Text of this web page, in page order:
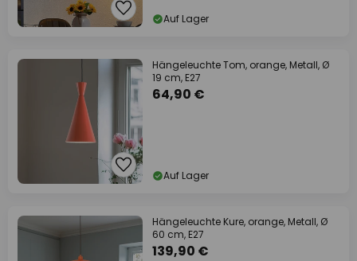
Auf Lager
Hängeleuchte Tom, orange, Metall, Ø
19 cm, E27
64,90 €
Auf Lager
Hängeleuchte Kure, orange, Metall, Ø
60 cm, E27
139,90 €